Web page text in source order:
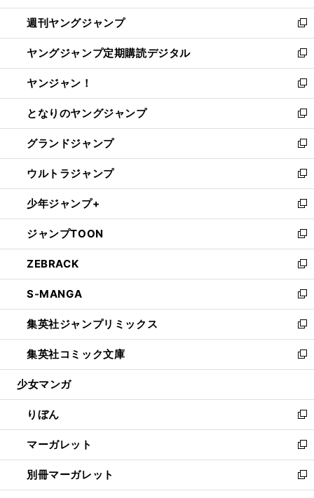
開
く
ウ
で
開
く
ン
ド
ウ
で
開
く
ウ
ィ
ン
ド
ウ
で
開
く
週刊ヤングジャンプ
新
し
い
ウ
ィ
ン
ド
ウ
で
開
く
ヤングジャンプ定期購読デジタル
新
し
い
ウ
ィ
ン
ド
ウ
で
開
く
ヤンジャン！
新
し
い
ウ
ィ
ン
ド
ウ
で
開
く
となりのヤングジャンプ
新
し
い
ウ
ィ
ン
ド
ウ
で
開
く
グランドジャンプ
新
し
い
ウ
ィ
ン
ド
ウ
で
開
く
ウルトラジャンプ
新
し
い
ウ
ィ
ン
ド
ウ
で
開
く
少年ジャンプ+
新
し
い
ウ
ィ
ン
ド
ウ
で
開
く
ジャンプTOON
新
し
い
ウ
ィ
ン
ド
ウ
で
開
ZEBRACK
新
し
い
ウ
ィ
ン
ド
ウ
開
く
S-MANGA
新
し
い
ウ
ィ
ン
ウ
で
開
く
集英社ジャンプリミックス
新
し
い
ウ
ン
ド
ウ
で
開
く
集英社コミック文庫
新
し
ウ
ィ
ン
ド
ウ
で
開
少女マンガ
りぼん
新
し
い
ウ
ィ
ン
マーガレット
新
し
い
ウ
別冊マーガレット
新
し